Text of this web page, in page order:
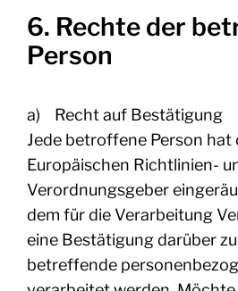
6. Rechte der
Person
a) Recht auf Bestätigung
Jede betroffene Person hat
Europäischen Richtlinien-
Verordnungsgeber
dem für die Verarbeitung
eine Bestätigung darüber
betreffende